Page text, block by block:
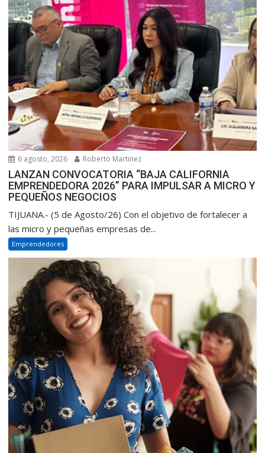
6 agosto, 2026 Roberto Martinez
LANZAN CONVOCATORIA “BAJA CALIFORNIA
EMPRENDEDORA 2026” PARA IMPULSAR A MICRO Y
PEQUEÑOS NEGOCIOS
TIJUANA.- (5 de Agosto/26) Con el objetivo de fortalecer a
las micro y pequeñas empresas de...
Emprendedores